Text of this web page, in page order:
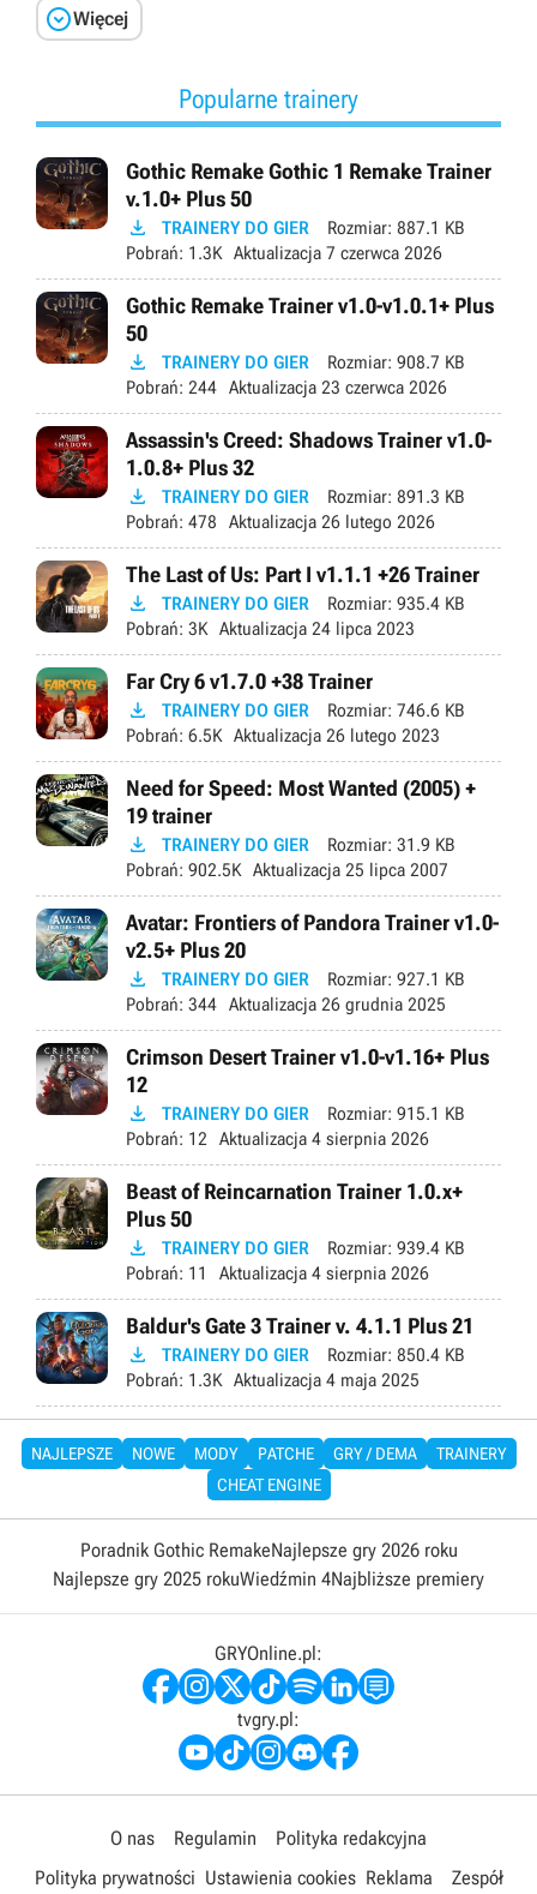
Więcej
Popularne trainery
Gothic Remake Gothic 1 Remake Trainer
v.1.0+ Plus 50
 TRAINERY DO GIER Rozmiar: 887.1 KB
Pobrań: 1.3K Aktualizacja 7 czerwca 2026
Gothic Remake Trainer v1.0-v1.0.1+ Plus
50
 TRAINERY DO GIER Rozmiar: 908.7 KB
Pobrań: 244 Aktualizacja 23 czerwca 2026
Assassin's Creed: Shadows Trainer v1.0-
1.0.8+ Plus 32
 TRAINERY DO GIER Rozmiar: 891.3 KB
Pobrań: 478 Aktualizacja 26 lutego 2026
The Last of Us: Part I v1.1.1 +26 Trainer
 TRAINERY DO GIER Rozmiar: 935.4 KB
Pobrań: 3K Aktualizacja 24 lipca 2023
Far Cry 6 v1.7.0 +38 Trainer
 TRAINERY DO GIER Rozmiar: 746.6 KB
Pobrań: 6.5K Aktualizacja 26 lutego 2023
Need for Speed: Most Wanted (2005) +
19 trainer
 TRAINERY DO GIER Rozmiar: 31.9 KB
Pobrań: 902.5K Aktualizacja 25 lipca 2007
Avatar: Frontiers of Pandora Trainer v1.0-
v2.5+ Plus 20
 TRAINERY DO GIER Rozmiar: 927.1 KB
Pobrań: 344 Aktualizacja 26 grudnia 2025
Crimson Desert Trainer v1.0-v1.16+ Plus
12
 TRAINERY DO GIER Rozmiar: 915.1 KB
Pobrań: 12 Aktualizacja 4 sierpnia 2026
Beast of Reincarnation Trainer 1.0.x+
Plus 50
 TRAINERY DO GIER Rozmiar: 939.4 KB
Pobrań: 11 Aktualizacja 4 sierpnia 2026
Baldur's Gate 3 Trainer v. 4.1.1 Plus 21
 TRAINERY DO GIER Rozmiar: 850.4 KB
Pobrań: 1.3K Aktualizacja 4 maja 2025
NAJLEPSZE NOWE MODY PATCHE GRY / DEMA
TRAINERY
CHEAT ENGINE
Poradnik Gothic RemakeNajlepsze gry 2026 roku
Najlepsze gry 2025 rokuWiedźmin 4Najbliższe premiery
GRYOnline.pl:
tvgry.pl:
O nas Regulamin
Polityka redakcyjna
Polityka prywatności Ustawienia cookies Reklama Zespół